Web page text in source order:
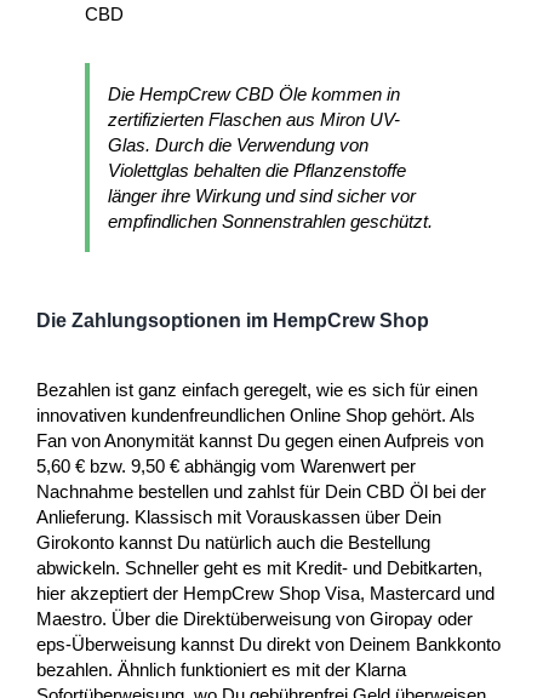
CBD
Die HempCrew CBD Öle kommen in
zertifizierten Flaschen aus Miron UV-
Glas. Durch die Verwendung von
Violettglas behalten die Pflanzenstoffe
länger ihre Wirkung und sind sicher vor
empfindlichen Sonnenstrahlen geschützt.
Die Zahlungsoptionen im HempCrew Shop
Bezahlen ist ganz einfach geregelt, wie es sich für einen
innovativen kundenfreundlichen Online Shop gehört. Als
Fan von Anonymität kannst Du gegen einen Aufpreis von
5,60 € bzw. 9,50 € abhängig vom Warenwert per
Nachnahme bestellen und zahlst für Dein CBD Öl bei der
Anlieferung. Klassisch mit Vorauskassen über Dein
Girokonto kannst Du natürlich auch die Bestellung
abwickeln. Schneller geht es mit Kredit- und Debitkarten,
hier akzeptiert der HempCrew Shop Visa, Mastercard und
Maestro. Über die Direktüberweisung von Giropay oder
eps-Überweisung kannst Du direkt von Deinem Bankkonto
bezahlen. Ähnlich funktioniert es mit der Klarna